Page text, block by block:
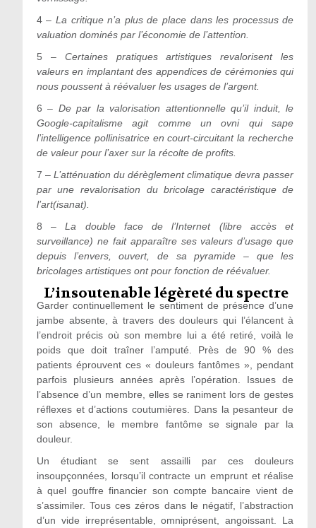
4 –La critique n’a plus de place dans les processus de
valuation dominés par l’économie de l’attention.
5 – Certaines pratiques artistiques revalorisent les
valeurs en implantant des appendices de cérémonies qui
nous poussent à réévaluer les usages de l’argent.
6 – De par la valorisation attentionnelle qu’il induit, le
Google-capitalisme agit comme un ovni qui sape
l’intelligence pollinisatrice en court-circuitant la recherche
de valeur pour l’axer sur la récolte de profits.
7 – L’atténuation du dérèglement climatique devra passer
par une revalorisation du bricolage caractéristique de
l’art(isanat).
8 –La double face de l’Internet (libre accès et
surveillance) ne fait apparaître ses valeurs d’usage que
depuis l’envers, ouvert, de sa pyramide – que les
bricolages artistiques ont pour fonction de réévaluer.
L’insoutenable légèreté du spectre
Garder continuellement le sentiment de présence d’une
jambe absente, à travers des douleurs qui l’élancent à
l’endroit précis où son membre lui a été retiré, voilà le
poids que doit traîner l’amputé. Près de 90 % des
patients éprouvent ces « douleurs fantômes », pendant
parfois plusieurs années après l’opération. Issues de
l’absence d’un membre, elles se raniment lors de gestes
réflexes et d’actions coutumières. Dans la pesanteur de
son absence, le membre fantôme se signale par la
douleur.
Un étudiant se sent assailli par ces douleurs
insoupçonnées, lorsqu’il contracte un emprunt et réalise
à quel gouffre financier son compte bancaire vient de
s’assimiler. Tous ces zéros dans le négatif, l’abstraction
d’un vide irreprésentable, omniprésent, angoissant. La